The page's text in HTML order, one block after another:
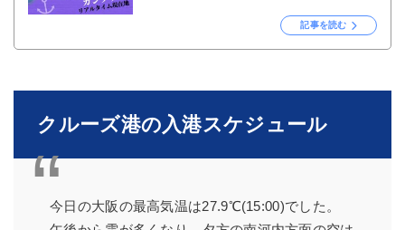
記事を読む
クルーズ港の入港スケジュール
今日の大阪の最高気温は27.9℃(15:00)でした。